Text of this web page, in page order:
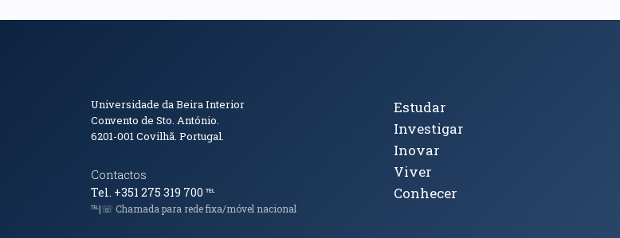
Informações de Contacto
Universidade da Beira Interior
Convento de Sto. António.
6201-001Covilhã. Portugal.
Contactos
Tel. +351 275 319 700 ℡
℡|☏ Chamada para rede fixa/móvel nacional
Tópicos Principais
Estudar
Investigar
Inovar
Viver
Conhecer